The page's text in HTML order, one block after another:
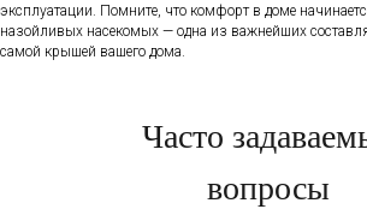
эксплуатации. Помните, что комфорт в доме
назойливых насекомых — одна из важнейших
самой крышей вашего дома.
Часто
вопросы